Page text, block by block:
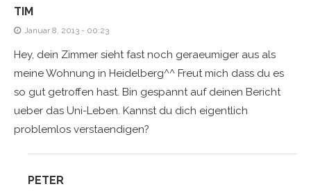
TIM
Januar 8, 2013 - 00:23
Hey, dein Zimmer sieht fast noch geraeumiger aus als
meine Wohnung in Heidelberg^^ Freut mich dass du es
so gut getroffen hast. Bin gespannt auf deinen Bericht
ueber das Uni-Leben. Kannst du dich eigentlich
problemlos verstaendigen?
PETER